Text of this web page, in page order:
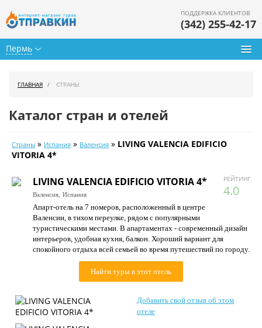
Пермь
ПОДДЕРЖКА КЛИЕНТОВ
(342) 255-42-17
Календарь туров
Цены дня
Страны
Как купить
О нас
ГЛАВНАЯ СТРАНЫ
Каталог стран и отелей
Страны » Испания » Валенсия » LIVING VALENCIA EDIFICIO
VITORIA 4*
РЕЙТИНГ
4.0
LIVING VALENCIA EDIFICIO VITORIA 4*
Валенсия, Испания
Апарт-отель на 7 номеров, расположенный в центре
Валенсии, в тихом переулке, рядом с популярными
туристическими местами. В апартаментах - современный дизайн
интерьеров, удобная кухня, балкон. Хороший вариант для
спокойного отдыха всей семьей во время путешествий по городу.
Найти туры в этот отель
Добавить свой отзыв об этом
отеле